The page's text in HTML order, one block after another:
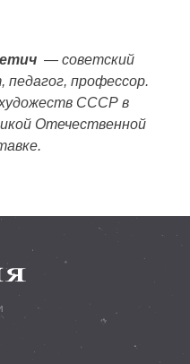
— советский
профессор.
СССР в
Отечественной